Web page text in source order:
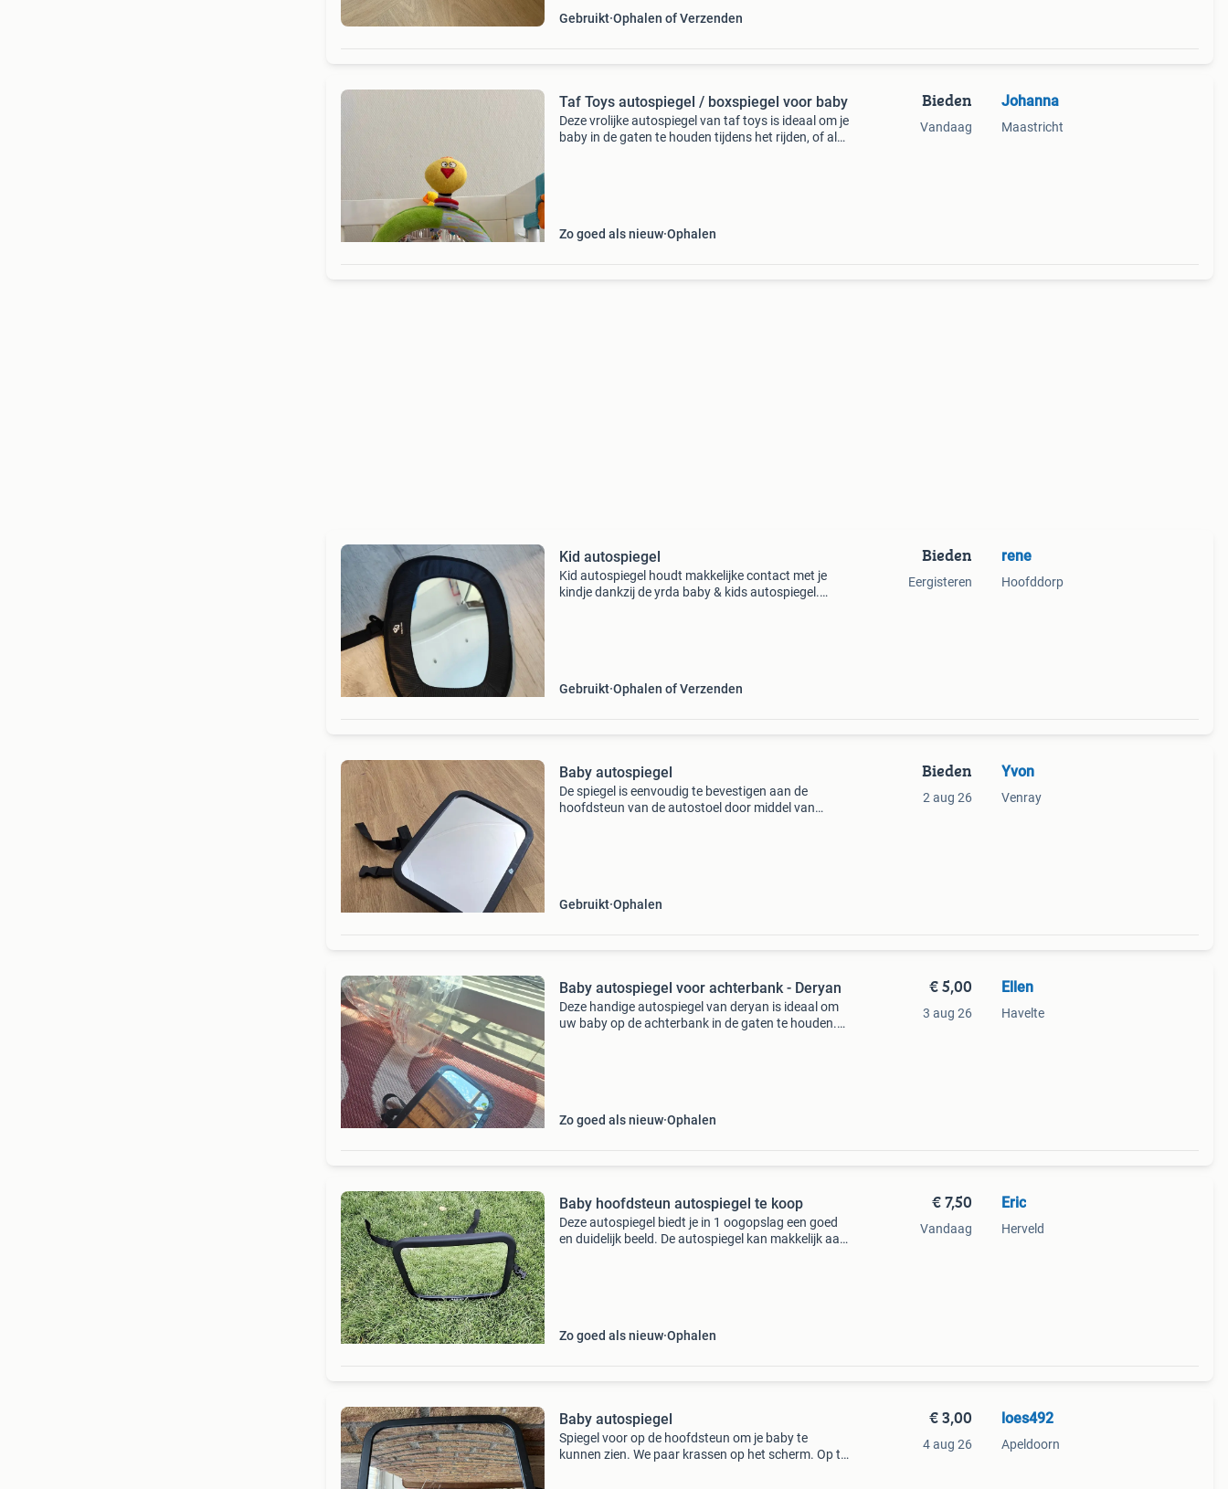
Gebruikt Ophalen of Verzenden
Taf Toys autospiegel / boxspiegel voor baby
Deze vrolijke autospiegel van taf toys is ideaal om je
baby in de gaten te houden tijdens het rijden, of als
Zo goed als nieuw Ophalen
Bieden
Vandaag
Johanna
Maastricht
Kid autospiegel
Kid autospiegel houdt makkelijke contact met je
kindje dankzij de yrda baby & kids autospiegel.
Gebruikt Ophalen of Verzenden
Bieden
Eergisteren
rene
Hoofddorp
Baby autospiegel
De spiegel is eenvoudig te bevestigen aan de
hoofdsteun van de autostoel door middel van
Gebruikt Ophalen
Bieden
2 aug 26
Yvon
Venray
Baby autospiegel voor achterbank - Deryan
Deze handige autospiegel van deryan is ideaal om
uw baby op de achterbank in de gaten te houden.
Zo goed als nieuw Ophalen
€ 5,00
3 aug 26
Ellen
Havelte
Baby hoofdsteun autospiegel te koop
Deze autospiegel biedt je in 1 oogopslag een goed
en duidelijk beeld. De autospiegel kan makkelijk aan
Zo goed als nieuw Ophalen
€ 7,50
Vandaag
Eric
Herveld
Baby autospiegel
Spiegel voor op de hoofdsteun om je baby te
kunnen zien. We paar krassen op het scherm. Op te
€ 3,00
4 aug 26
loes492
Apeldoorn